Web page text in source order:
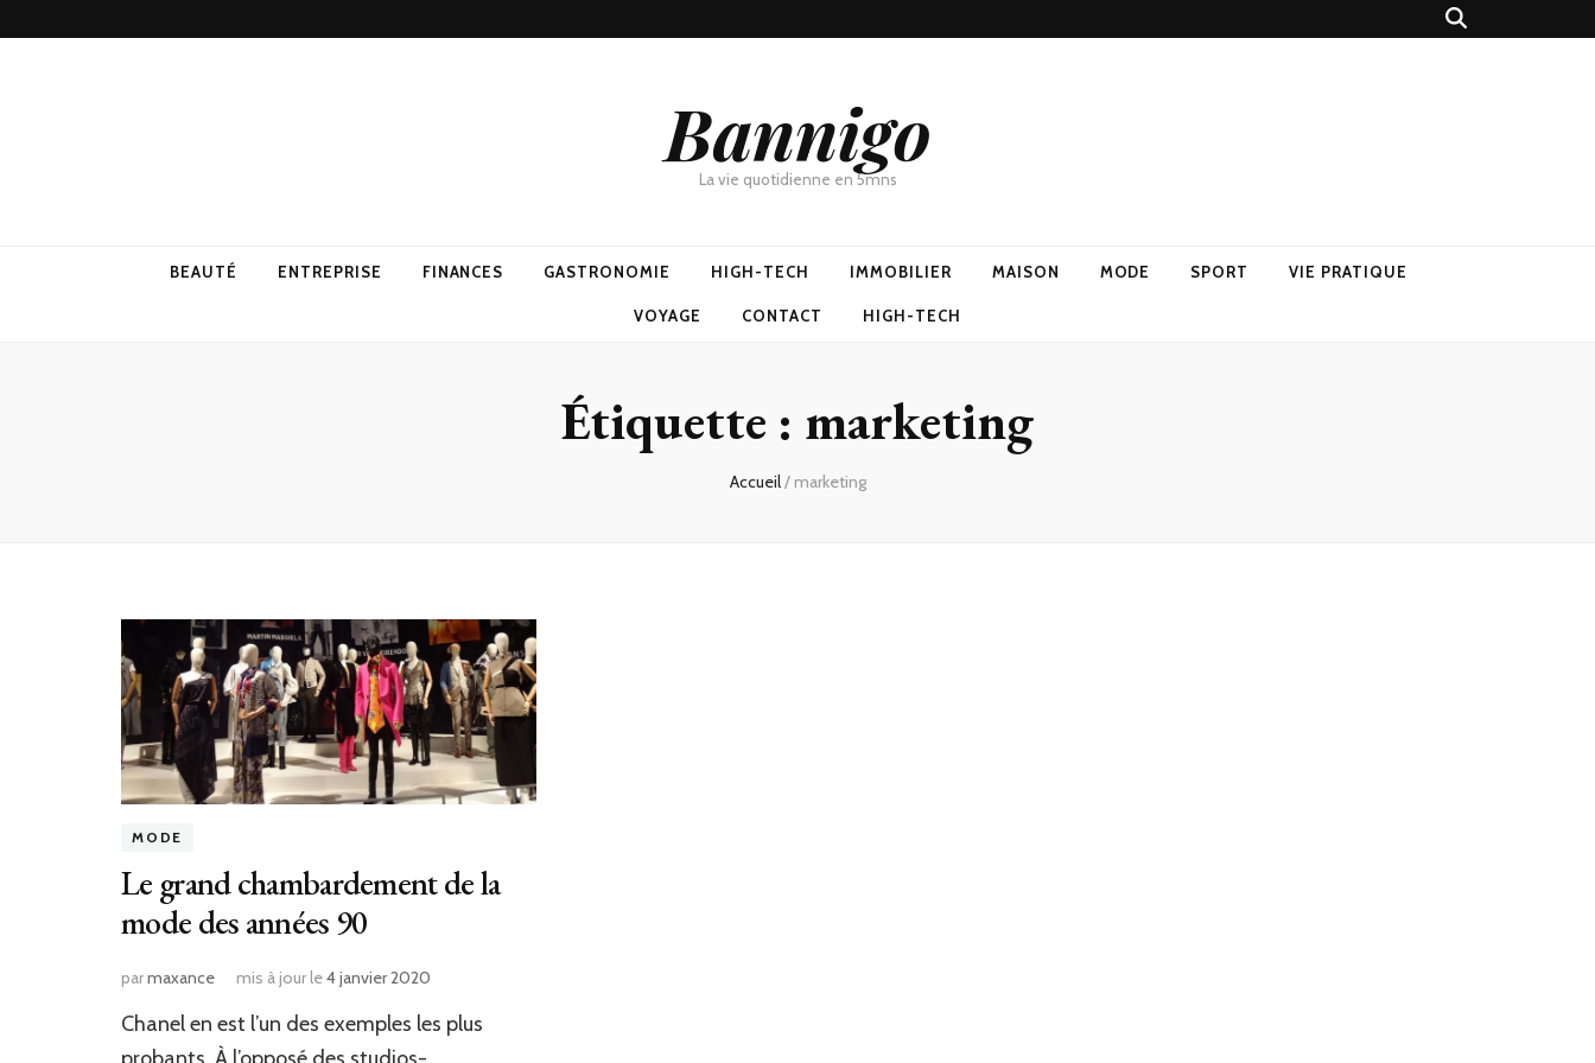
Bannigo
La vie quotidienne en 5mns
BEAUTÉ ENTREPRISE FINANCES GASTRONOMIE HIGH-TECH IMMOBILIER MAISON MODE SPORT VIE PRATIQUE
VOYAGE CONTACT HIGH-TECH
Étiquette : marketing
Accueil/ marketing
MODE
Le grand chambardement de la
mode des années 90
parmaxance mis à jour le4 janvier 2020
Chanel en est l’un des exemples les plus